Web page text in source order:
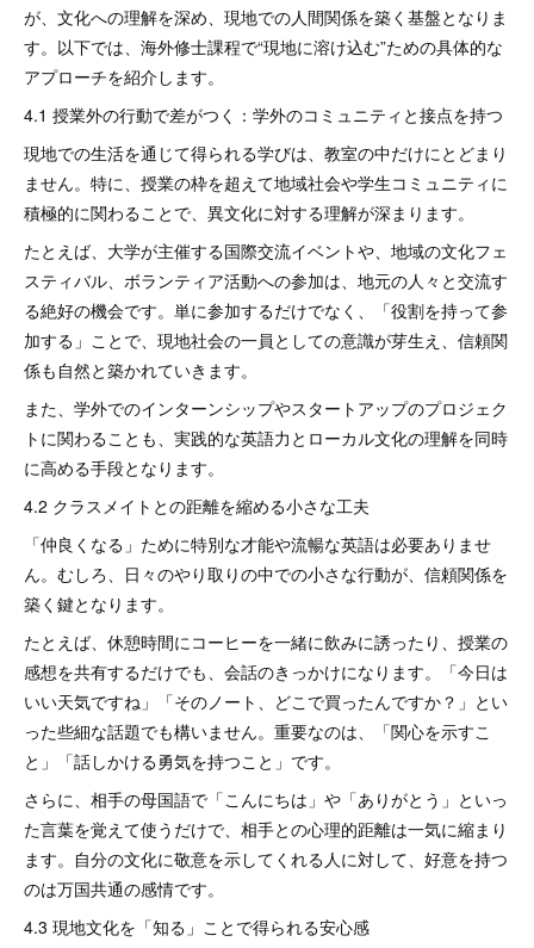
が、文化への理解を深め、現地での人間関係を築く基盤となりま
す。以下では、海外修士課程で“現地に溶け込む”ための具体的な
アプローチを紹介します。
4.1 授業外の行動で差がつく：学外のコミュニティと接点を持つ
現地での生活を通じて得られる学びは、教室の中だけにとどまり
ません。特に、授業の枠を超えて地域社会や学生コミュニティに
積極的に関わることで、異文化に対する理解が深まります。
たとえば、大学が主催する国際交流イベントや、地域の文化フェ
スティバル、ボランティア活動への参加は、地元の人々と交流す
る絶好の機会です。単に参加するだけでなく、「役割を持って参
加する」ことで、現地社会の一員としての意識が芽生え、信頼関
係も自然と築かれていきます。
また、学外でのインターンシップやスタートアップのプロジェク
トに関わることも、実践的な英語力とローカル文化の理解を同時
に高める手段となります。
4.2 クラスメイトとの距離を縮める小さな工夫
「仲良くなる」ために特別な才能や流暢な英語は必要ありませ
ん。むしろ、日々のやり取りの中での小さな行動が、信頼関係を
築く鍵となります。
たとえば、休憩時間にコーヒーを一緒に飲みに誘ったり、授業の
感想を共有するだけでも、会話のきっかけになります。「今日は
いい天気ですね」「そのノート、どこで買ったんですか？」とい
った些細な話題でも構いません。重要なのは、「関心を示すこ
と」「話しかける勇気を持つこと」です。
さらに、相手の母国語で「こんにちは」や「ありがとう」といっ
た言葉を覚えて使うだけで、相手との心理的距離は一気に縮まり
ます。自分の文化に敬意を示してくれる人に対して、好意を持つ
のは万国共通の感情です。
4.3 現地文化を「知る」ことで得られる安心感